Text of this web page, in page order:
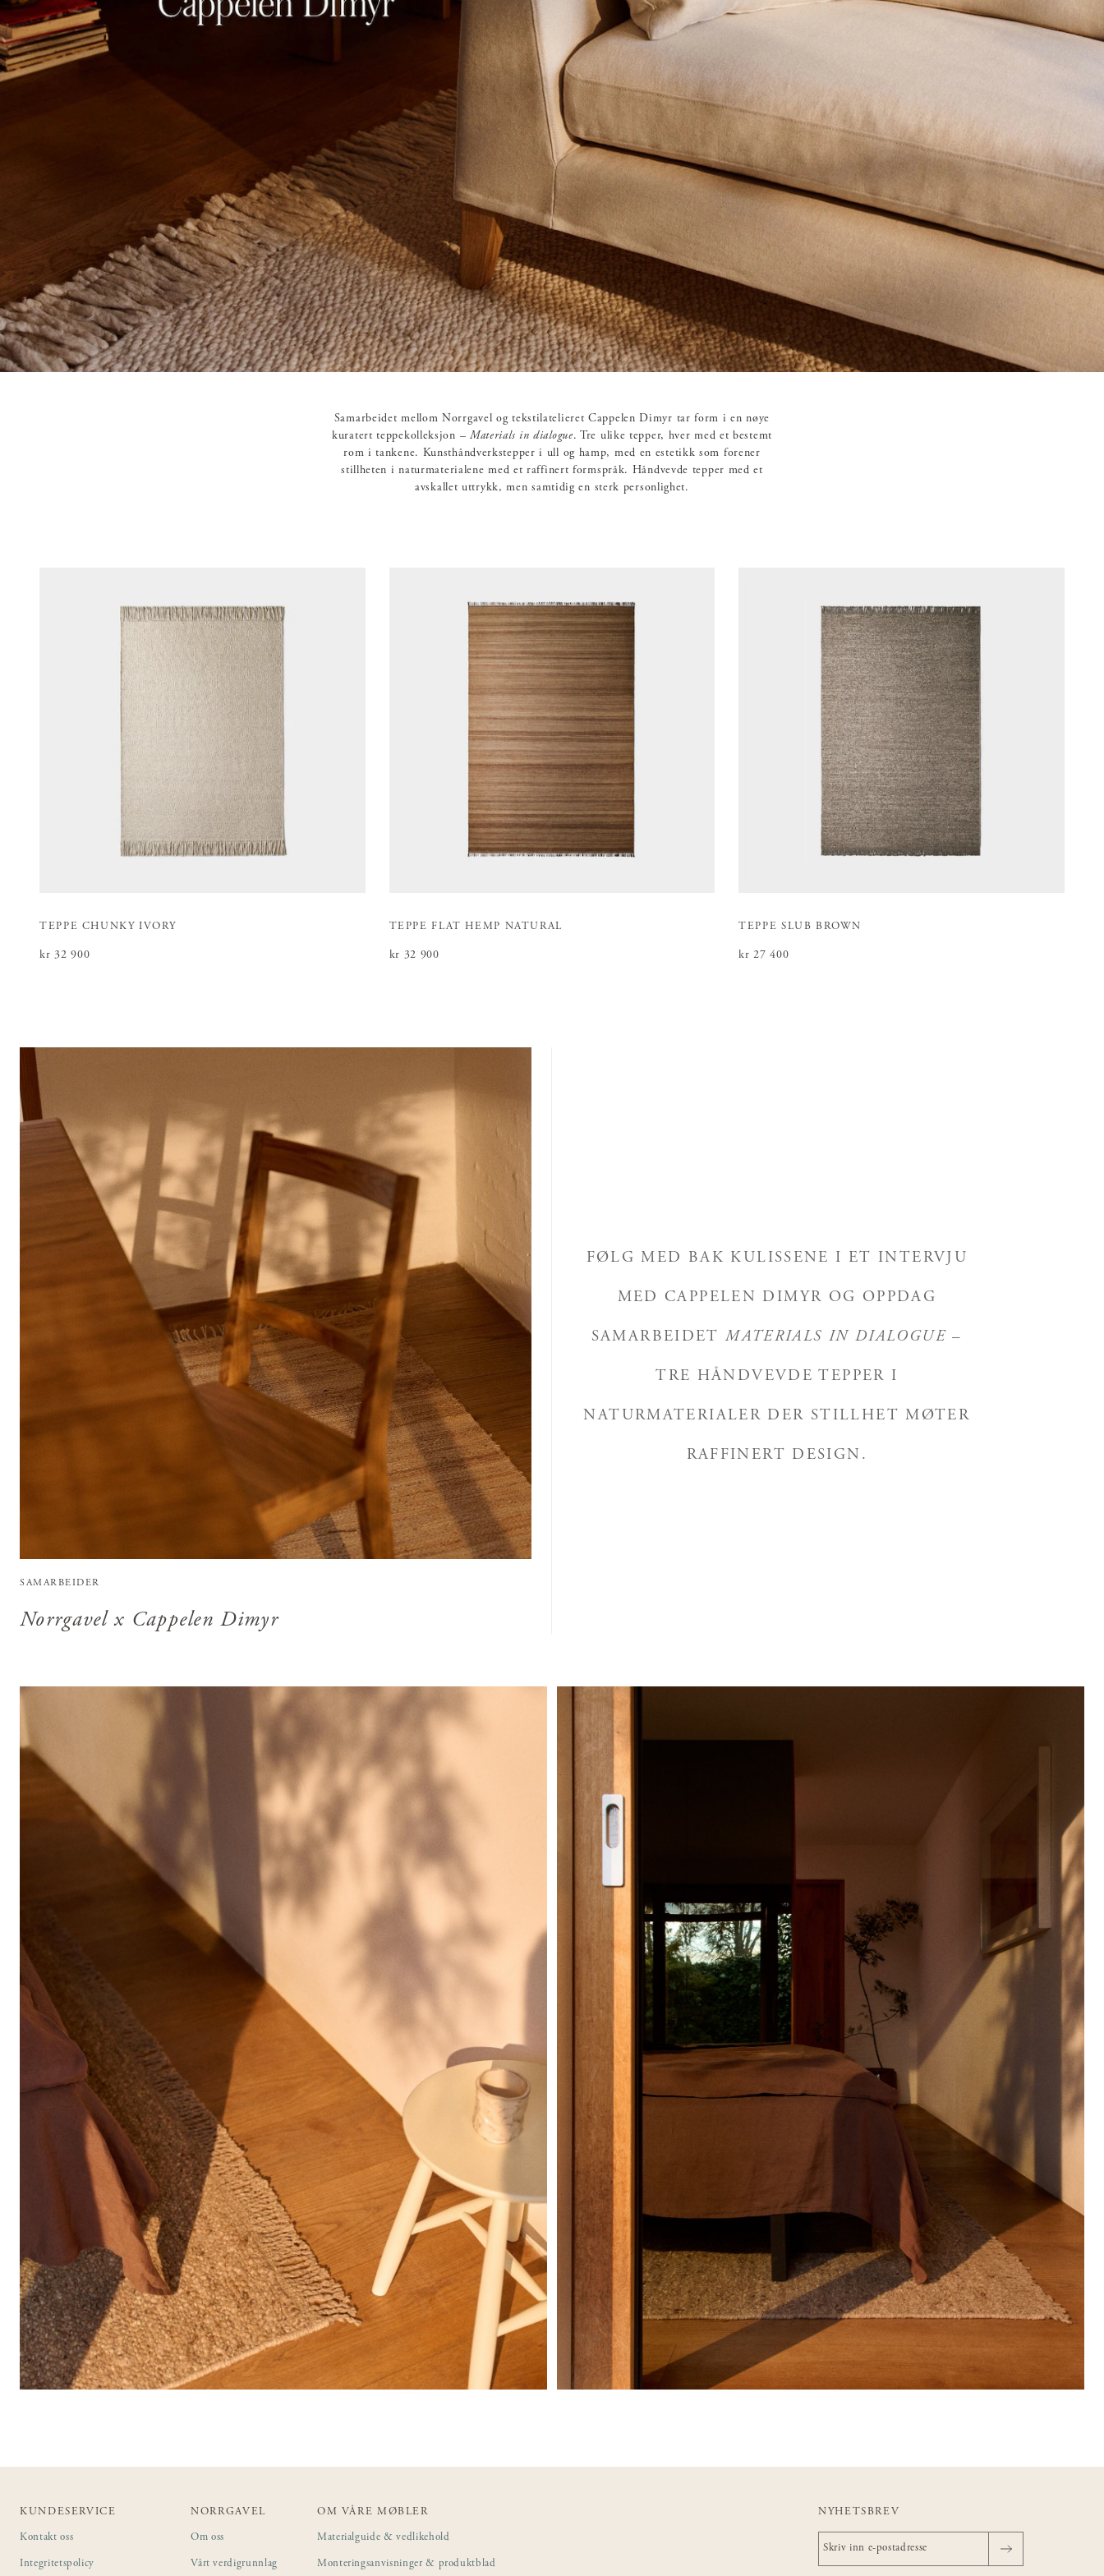
Samarbeidet mellom Norrgavel og tekstilatelieret Cappelen Dimyr tar form i en nøye
kuratert teppekolleksjon – Materials in dialogue. Tre ulike tepper, hver med et bestemt
rom i tankene. Kunsthåndverkstepper i ull og hamp, med en estetikk som forener
stillheten i naturmaterialene med et raffinert formspråk. Håndvevde tepper med et
avskallet uttrykk, men samtidig en sterk personlighet.
TEPPE CHUNKY IVORY
Pris:kr 32 900
kr 32 900
TEPPE FLAT HEMP NATURAL
Pris:kr 32 900
kr 32 900
TEPPE SLUB BROWN
Pris:kr 27 400
kr 27 400
SAMARBEIDER
Norrgavel x Cappelen Dimyr
FØLG MED BAK KULISSENE I ET INTERVJU
MED CAPPELEN DIMYR OG OPPDAG
SAMARBEIDETMATERIALS IN DIALOGUE –
TRE HÅNDVEVDE TEPPER I
NATURMATERIALER DER STILLHET MØTER
RAFFINERT DESIGN.
KUNDESERVICE
Kontakt oss
Integritetspolicy
NORRGAVEL
Om oss
Vårt verdigrunnlag
OM VÅRE MØBLER
Materialguide & vedlikehold
Monteringsanvisninger & produktblad
NYHETSBREV